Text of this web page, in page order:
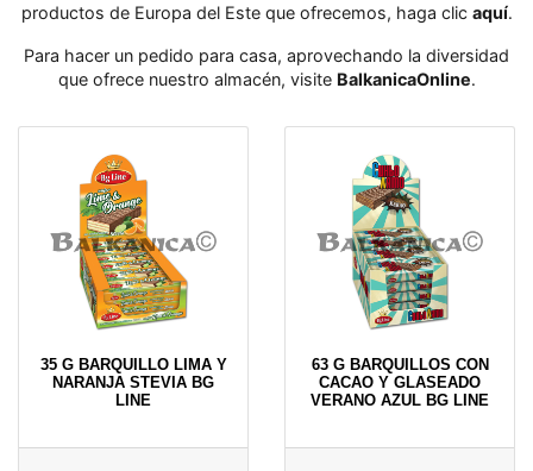
productos de Europa del Este que ofrecemos, haga clic aquí․
Para hacer un pedido para casa, aprovechando la diversidad
que ofrece nuestro almacén, visite BalkanicaOnline․
35 G BARQUILLO LIMA Y
NARANJA STEVIA BG
LINE
63 G BARQUILLOS CON
CACAO Y GLASEADO
VERANO AZUL BG LINE